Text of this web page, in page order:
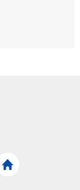
효성
홈페이지